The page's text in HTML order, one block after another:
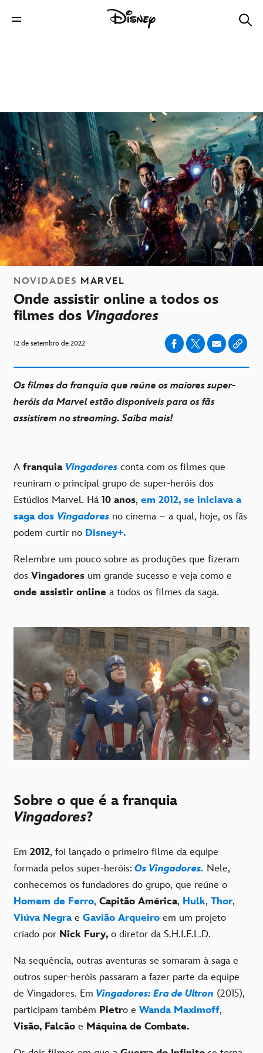
NOVIDADES MARVEL
Onde assistir online a todos os
filmes dos Vingadores
12 de setembro de 2022
Os filmes da franquia que reúne os maiores super-
heróis da Marvel estão disponíveis para os fãs
assistirem no streaming. Saiba mais!
A franquia Vingadores conta com os filmes que
reuniram o principal grupo de super-heróis dos
Estúdios Marvel. Há 10 anos, em 2012, se iniciava a
saga dos Vingadores no cinema – a qual, hoje, os fãs
podem curtir no Disney+.
Relembre um pouco sobre as produções que fizeram
dos Vingadores um grande sucesso e veja como e
onde assistir online a todos os filmes da saga.
Sobre o que é a franquia
Vingadores?
Em 2012, foi lançado o primeiro filme da equipe
formada pelos super-heróis: Os Vingadores. Nele,
conhecemos os fundadores do grupo, que reúne o
Homem de Ferro, Capitão América, Hulk, Thor,
Viúva Negrae Gavião Arqueiro em um projeto
criado por Nick Fury, o diretor da S.H.I.E.L.D.
Na sequência, outras aventuras se somaram à saga e
outros super-heróis passaram a fazer parte da equipe
de Vingadores. Em Vingadores: Era de Ultron (2015),
participam também Pietro e Wanda Maximoff,
Visão, Falcão e Máquina de Combate.